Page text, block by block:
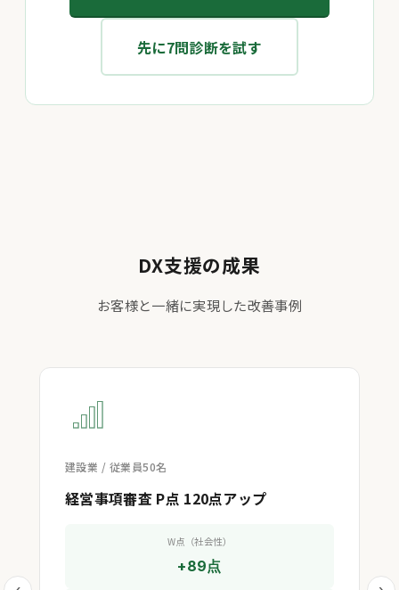
先に7問診断を試す
DX支援の成果
お客様と一緒に実現した改善事例
建設業 / 従業員50名
経営事項審査 P点 120点アップ
W点（社会性）
+89点